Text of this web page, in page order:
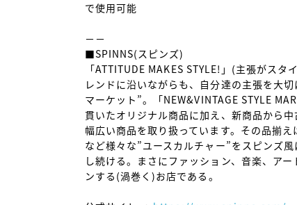
で使用可能
－－
■SPINNS(スピンズ)
「ATTITUDE MAKES STYLE!」(主張がス
レンドに沿いながらも、自分達の主張を大
マーケット”。「NEW&VINTAGE STYLE
貫いたオリジナル商品に加え、新商品から
幅広い商品を取り扱っています。その品揃
など様々な”ユースカルチャー”をスピンズ
し続ける。まさにファッション、音楽、ア
ンする(渦巻く)お店である。